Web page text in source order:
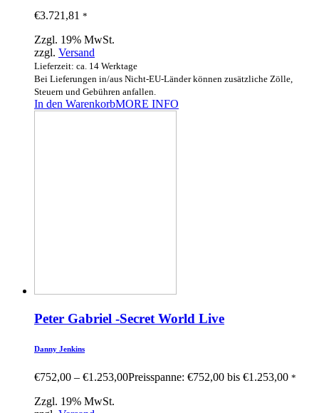
€3.721,81 *
Zzgl. 19% MwSt.
zzgl. Versand
Lieferzeit: ca. 14 Werktage
Bei Lieferungen in/aus Nicht-EU-Länder können zusätzliche Zölle,
Steuern und Gebühren anfallen.
In den WarenkorbMORE INFO
Peter Gabriel -Secret World Live
Danny Jenkins
€752,00 – €1.253,00Preisspanne: €752,00 bis €1.253,00 *
Zzgl. 19% MwSt.